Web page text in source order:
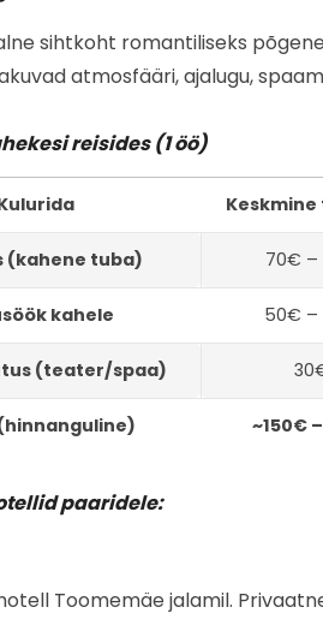
sihtkoht romantiliseks
atmosfääri, ajalugu,
reisides (1 öö)
(kahene tuba) 70€ –
kahele 50€ –
(teater/spaa)
~150€
paaridele:
Toomemäe jalamil.